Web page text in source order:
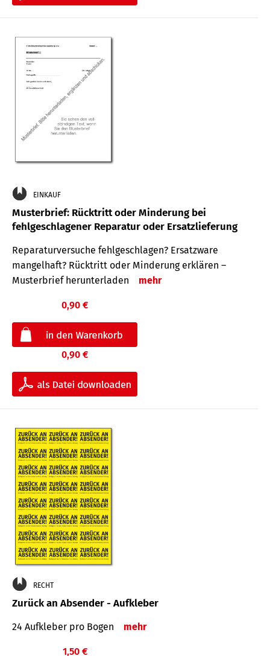
EINKAUF
Musterbrief: Rücktritt oder Minderung bei
fehlgeschlagener Reparatur oder Ersatzlieferung
Reparaturversuche fehlgeschlagen? Ersatzware
mangelhaft? Rücktritt oder Minderung erklären –
Musterbrief herunterladen
mehr
0,90 €
0,90 €
RECHT
Zurück an Absender - Aufkleber
24 Aufkleber pro Bogen mehr
1,50 €